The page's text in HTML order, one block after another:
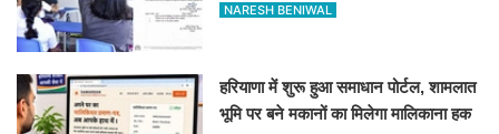
NARESH BENIWAL
हरियाणा में शुरू हुआ समाधान पोर्टल, शामलात
भूमि पर बने मकानों का मिलेगा मालिकाना हक